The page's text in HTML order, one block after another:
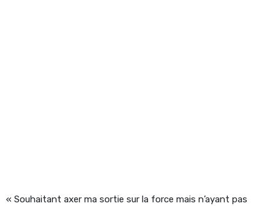
« Souhaitant axer ma sortie sur la force mais n’ayant pas